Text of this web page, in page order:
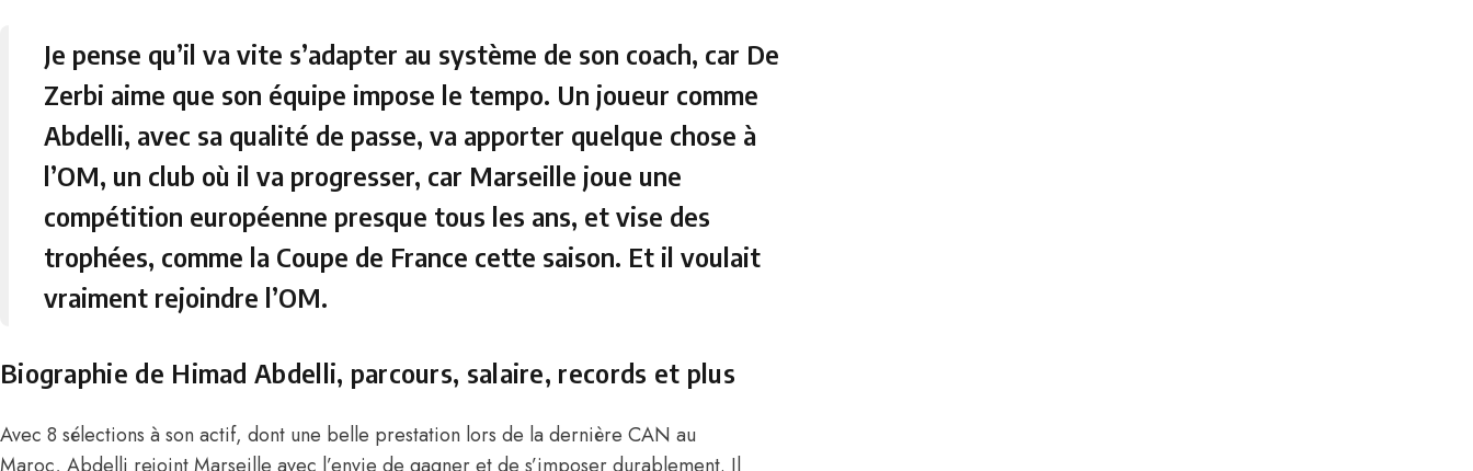
Je pense qu’il va vite s’adapter au système de son coach, car De
Zerbi aime que son équipe impose le tempo. Un joueur comme
Abdelli, avec sa qualité de passe, va apporter quelque chose à
l’OM, un club où il va progresser, car Marseille joue une
compétition européenne presque tous les ans, et vise des
trophées, comme la Coupe de France cette saison. Et il voulait
vraiment rejoindre l’OM.
Biographie de Himad Abdelli, parcours, salaire, records et plus
Avec 8 sélections à son actif, dont une belle prestation lors de la dernière CAN au